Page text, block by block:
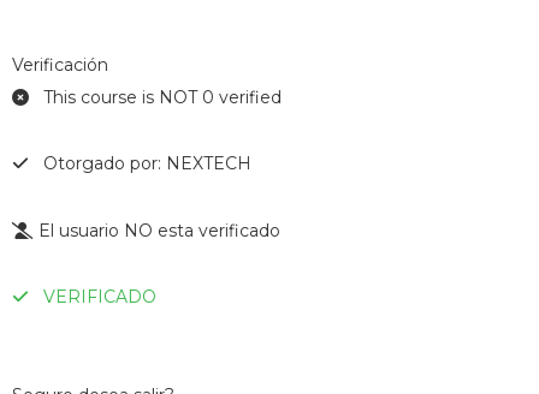
Verificación
This course is NOT 0 verified
Otorgado por: NEXTECH
El usuario NO esta verificado
VERIFICADO